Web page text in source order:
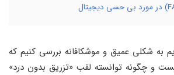
به شکلی عمیق و موشکافانه بررسی کنیم که
و چگونه توانسته لقب «تزریق بدون درد»